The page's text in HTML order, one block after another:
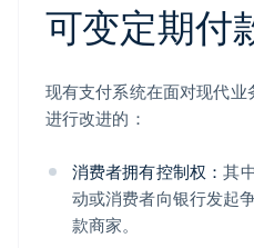
可变定期付
现有支付系统在面对现代
进行改进的：
消费者拥有控制权：其中
动或消费者向银行发起
款商家。